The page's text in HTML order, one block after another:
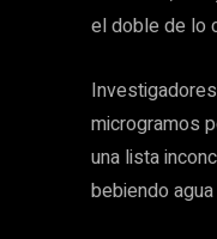
el doble de lo
microgramos
una lista
bebiendo